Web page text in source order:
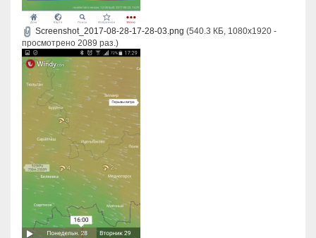
Screenshot_2017-08-28-17-28-03.png (540.3 КБ, 1080x1920 -
просмотрено 2089 раз.)